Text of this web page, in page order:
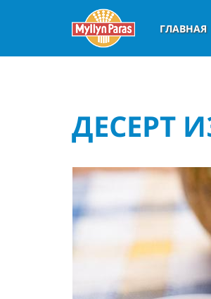
ГЛАВНАЯ
ДЕСЕРТ